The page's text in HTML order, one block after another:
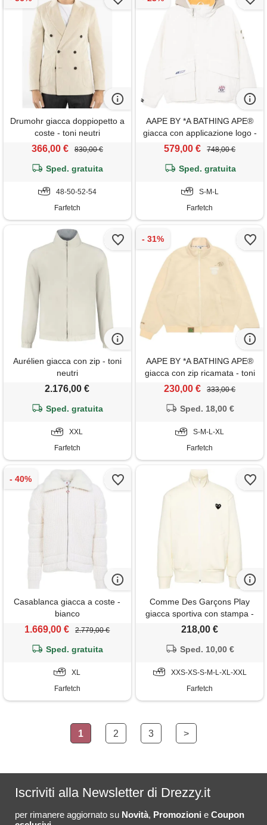
Drumohr giacca doppiopetto a
coste - toni neutri
366,00 € 830,00 €
Sped. gratuita
48-50-52-54
Farfetch
AAPE BY *A BATHING APE®
giacca con applicazione logo -
bianco
579,00 € 748,00 €
Sped. gratuita
S-M-L
Farfetch
Aurélien giacca con zip - toni
neutri
2.176,00 €
Sped. gratuita
XXL
Farfetch
AAPE BY *A BATHING APE®
giacca con zip ricamata - toni
neutri
230,00 € 333,00 €
Sped. 18,00 €
S-M-L-XL
Farfetch
Casablanca giacca a coste -
bianco
1.669,00 € 2.779,00 €
Sped. gratuita
XL
Farfetch
Comme Des Garçons Play
giacca sportiva con stampa -
toni neutri
218,00 €
Sped. 10,00 €
XXS-XS-S-M-L-XL-XXL
Farfetch
1 2 3 >
Iscriviti alla Newsletter di Drezzy.it
per rimanere aggiornato su Novità, Promozioni e Coupon